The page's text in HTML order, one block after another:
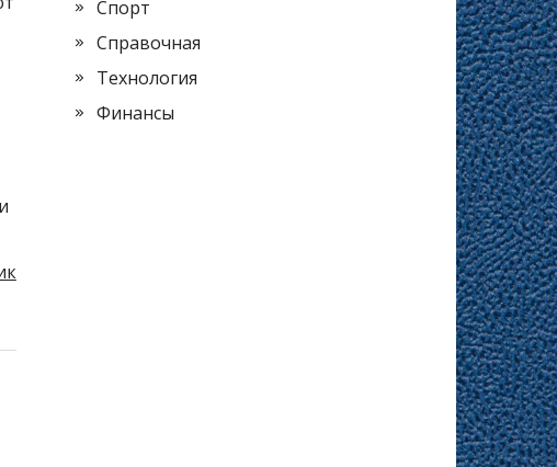
Спорт
Справочная
Технология
Финансы